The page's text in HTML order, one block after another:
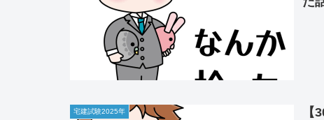
宅建試験2025年